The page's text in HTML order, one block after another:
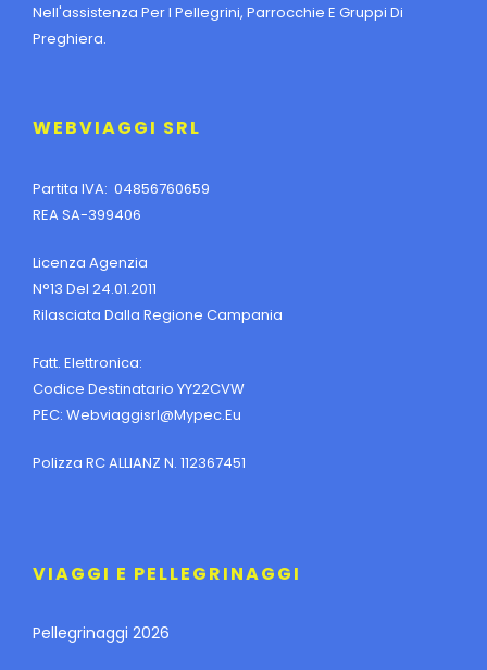
Nell'assistenza Per I Pellegrini, Parrocchie E Gruppi Di
Preghiera.
WEBVIAGGI SRL
Partita IVA: 04856760659
REA SA-399406
Licenza Agenzia
N°13 Del 24.01.2011
Rilasciata Dalla Regione Campania
Fatt. Elettronica:
Codice Destinatario YY22CVW
PEC: Webviaggisrl@mypec.eu
Polizza RC ALLIANZ N. 112367451
VIAGGI E PELLEGRINAGGI
Pellegrinaggi 2026